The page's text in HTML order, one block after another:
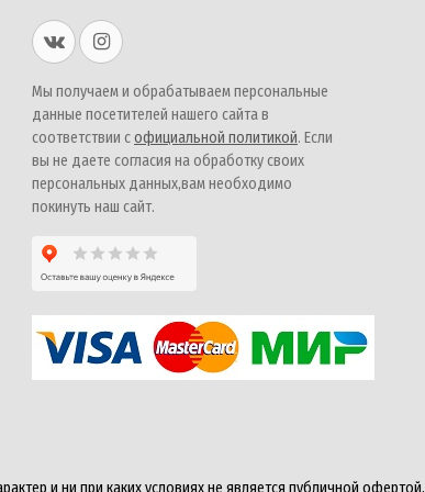
Мы получаем и обрабатываем персональные
данные посетителей нашего сайта в
соответствии софициальной политикой. Если
вы не даете согласия на обработку своих
персональных данных,вам необходимо
покинуть наш сайт.
и ни при каких условиях не является публичной офертой,